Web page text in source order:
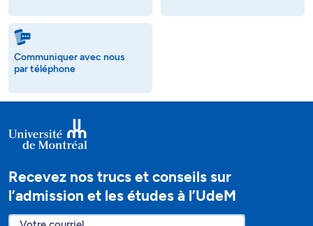
Communiquer avec nous
par téléphone
Recevez nos trucs et conseils sur
l’admission et les études à l’UdeM